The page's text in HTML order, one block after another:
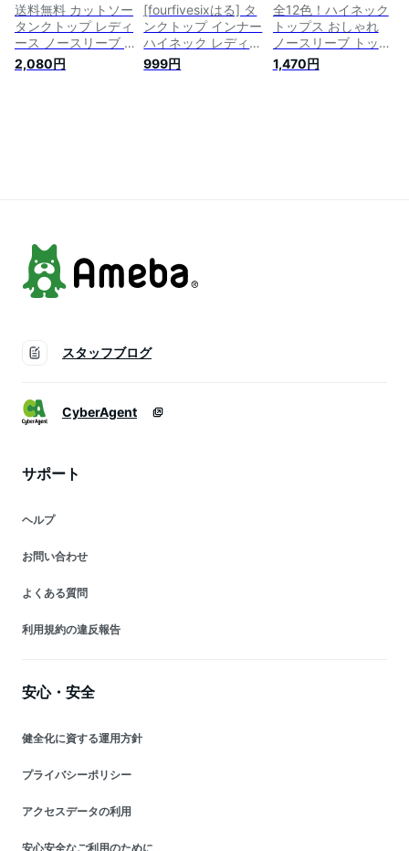
送料無料 カットソー
タンクトップ レディ
ース ノースリーブ T
シャツ トップス フ
レンチスリーブ ハイ
2,080円
[fourfivesixはる] タ
ンクトップ インナー
ハイネック レディー
ス ノースリーブ イ
ンナー カットソー
999円
全12色！ハイネック
トップス おしゃれ
ノースリーブ トップ
ス シンプル ハイネ
ック tシャツ フレン
1,470円
スタッフブログ
CyberAgent
サポート
ヘルプ
お問い合わせ
よくある質問
利用規約の違反報告
安心・安全
健全化に資する運用方針
プライバシーポリシー
アクセスデータの利用
安心安全なご利用のために